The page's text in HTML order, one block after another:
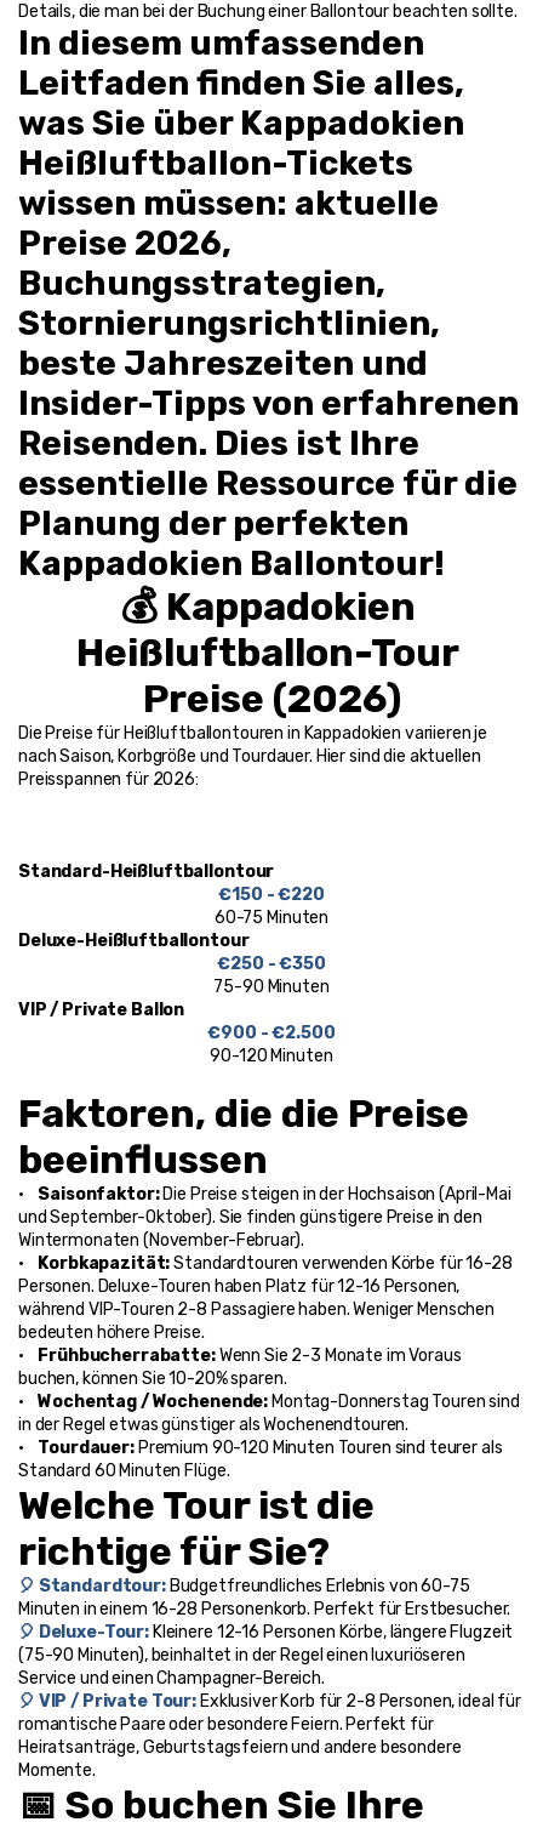
Details, die man bei der Buchung einer Ballontour beachten sollte.
In diesem umfassenden
Leitfaden finden Sie alles,
was Sie über Kappadokien
Heißluftballon-Tickets
wissen müssen: aktuelle
Preise 2026,
Buchungsstrategien,
Stornierungsrichtlinien,
beste Jahreszeiten und
Insider-Tipps von erfahrenen
Reisenden. Dies ist Ihre
essentielle Ressource für die
Kappadokien Ballontour!
💰 Kappadokien
Heißluftballon-Tour
Preise (2026)
Die Preise für Heißluftballontouren in Kappadokien variieren je
nach Saison, Korbgröße und Tourdauer. Hier sind die aktuellen
Preisspannen für 2026:
Standard-Heißluftballontour
€150 - €220
60-75 Minuten
Deluxe-Heißluftballontour
€250 - €350
75-90 Minuten
VIP / Private Ballon
€900 - €2.500
90-120 Minuten
Faktoren, die die Preise
beeinflussen
• Saisonfaktor: Die Preise steigen in der Hochsaison (April-Mai
und September-Oktober). Sie finden günstigere Preise in den
Wintermonaten (November-Februar).
•
Korbkapazität: Standardtouren verwenden Körbe für 16-28
Personen. Deluxe-Touren haben Platz für 12-16 Personen,
während VIP-Touren 2-8 Passagiere haben. Weniger Menschen
bedeuten höhere Preise.
•
Frühbucherrabatte: Wenn Sie 2-3 Monate im Voraus
buchen, können Sie 10-20% sparen.
• Wochentag / Wochenende: Montag-Donnerstag Touren sind
in der Regel etwas günstiger als Wochenendtouren.
• Tourdauer: Premium 90-120 Minuten Touren sind teurer als
Standard 60 Minuten Flüge.
Welche Tour ist die
richtige für Sie?
🎈 Standardtour: Budgetfreundliches Erlebnis von 60-75
Minuten in einem 16-28 Personenkorb. Perfekt für Erstbesucher.
🎈 Deluxe-Tour: Kleinere 12-16 Personen Körbe, längere Flugzeit
(75-90 Minuten), beinhaltet in der Regel einen luxuriöseren
Service und einen Champagner-Bereich.
🎈 VIP / Private Tour: Exklusiver Korb für 2-8 Personen, ideal für
romantische Paare oder besondere Feiern. Perfekt für
Heiratsanträge, Geburtstagsfeiern und andere besondere
Momente.
📅 So buchen Sie Ihre